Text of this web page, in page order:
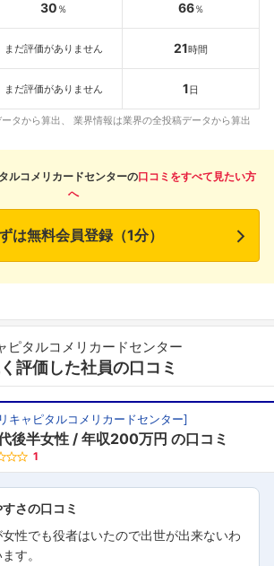
30 ％ 66％
まだ評価がありません 21時間
まだ評価がありません 1日
タから算出、 業界情報は業界の全投稿データから算出
ルコメリカードセンターの口コミをすべて見たい方
へ
は無料会員登録（1分）
ピタルコメリカードセンター
評価した社員の口コミ
キャピタルコメリカードセンター]
後半女性 年収200万円 の口コミ
1
さの口コミ
性でも役者はいたので出世が出来ないわ
す。